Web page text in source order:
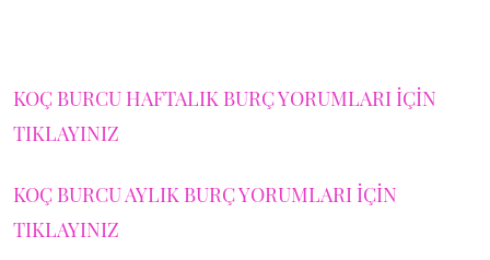
KOÇ BURCU HAFTALIK BURÇ YORUMLARI İÇİN
TIKLAYINIZ
KOÇ BURCU AYLIK BURÇ YORUMLARI İÇİN
TIKLAYINIZ